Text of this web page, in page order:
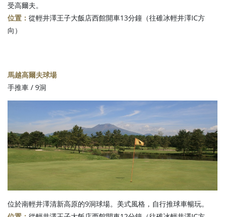
受高爾夫。
位置： 從輕井澤王子大飯店西館開車13分鐘（往碓冰輕井澤IC方
向）
馬越高爾夫球場
手推車 / 9洞
位於南輕井澤清新高原的9洞球場。美式風格，自行推球車暢玩。